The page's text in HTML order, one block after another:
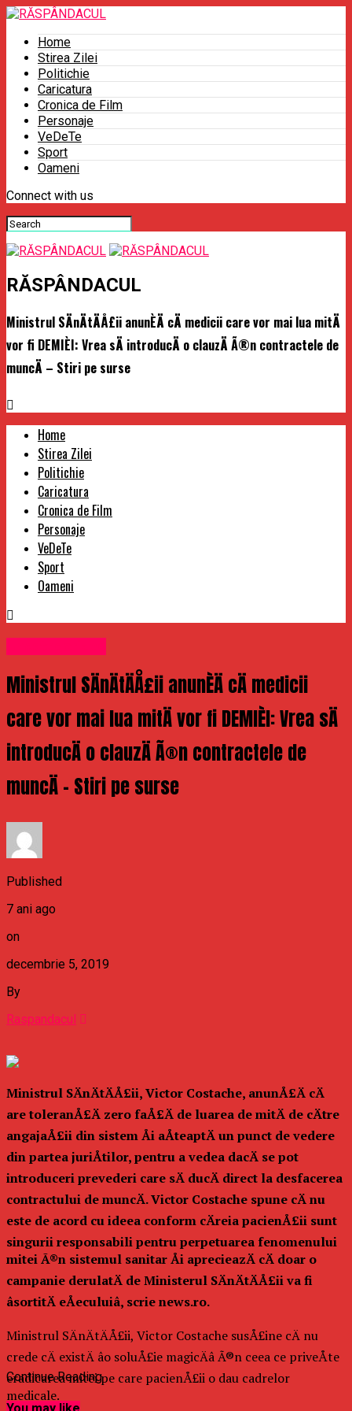
Home
Stirea Zilei
Politichie
Caricatura
Cronica de Film
Personaje
VeDeTe
Sport
Oameni
Connect with us
RĂSPÂNDACUL
Ministrul SÄnÄtÄÅ£ii anunÈÄ cÄ medicii care vor mai lua mitÄ
vor fi DEMIÈI: Vrea sÄ introducÄ o clauzÄ Ã®n contractele de
muncÄ – Stiri pe surse
Home
Stirea Zilei
Politichie
Caricatura
Cronica de Film
Personaje
VeDeTe
Sport
Oameni
Ministrul SÄnÄtÄÅ£ii anunÈÄ cÄ medicii
care vor mai lua mitÄ vor fi DEMIÈI: Vrea sÄ
introducÄ o clauzÄ Ã®n contractele de
muncÄ – Stiri pe surse
Published
7 ani ago
on
decembrie 5, 2019
By
Raspandacul
Ministrul SÄnÄtÄÅ£ii, Victor Costache, anunÅ£Ä cÄ
are toleranÅ£Ä zero faÅ£Ä de luarea de mitÄ de cÄtre
angajaÅ£ii din sistem Åi aÅteaptÄ un punct de vedere
din partea juriÅtilor, pentru a vedea dacÄ se pot
introduceri prevederi care sÄ ducÄ direct la desfacerea
contractului de muncÄ. Victor Costache spune cÄ nu
este de acord cu ideea conform cÄreia pacienÅ£ii sunt
singurii responsabili pentru perpetuarea fenomenului
mitei Ã®n sistemul sanitar Åi aprecieazÄ cÄ doar o
campanie derulatÄ de Ministerul SÄnÄtÄÅ£ii va fi
âsortitÄ eÅeculuiâ, scrie news.ro.
Ministrul SÄnÄtÄÅ£ii, Victor Costache susÅ£ine cÄ nu
crede cÄ existÄ âo soluÅ£ie magicÄâ Ã®n ceea ce priveÅte
eradicarea mitei pe care pacienÅ£ii o dau cadrelor
medicale.
Continue Reading